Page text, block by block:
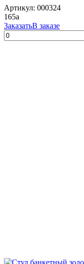
Артикул: 000324
165a
ЗаказатьВ заказе